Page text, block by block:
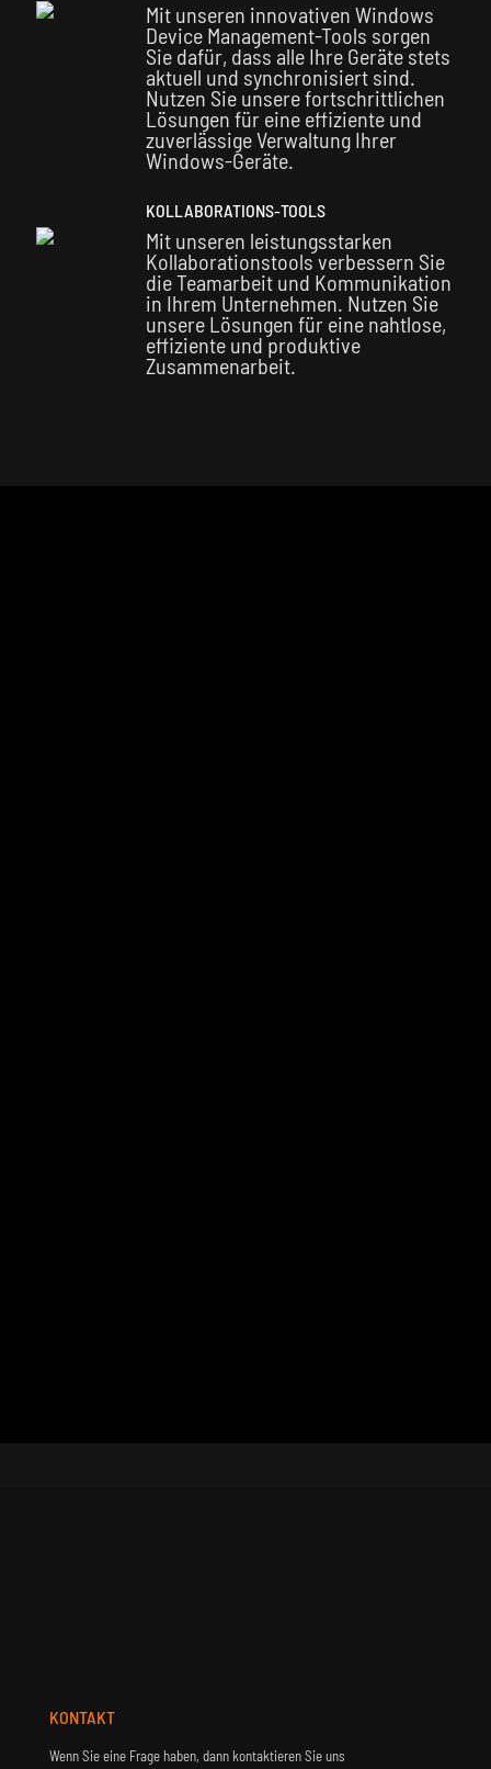
Mit unseren innovativen Windows
Device Management-Tools sorgen
Sie dafür, dass alle Ihre Geräte stets
aktuell und synchronisiert sind.
Nutzen Sie unsere fortschrittlichen
Lösungen für eine effiziente und
zuverlässige Verwaltung Ihrer
Windows-Geräte.
KOLLABORATIONS-TOOLS
Mit unseren leistungsstarken
Kollaborationstools verbessern Sie
die Teamarbeit und Kommunikation
in Ihrem Unternehmen. Nutzen Sie
unsere Lösungen für eine nahtlose,
effiziente und produktive
Zusammenarbeit.
KONTAKT
Wenn Sie eine Frage haben, dann kontaktieren Sie uns